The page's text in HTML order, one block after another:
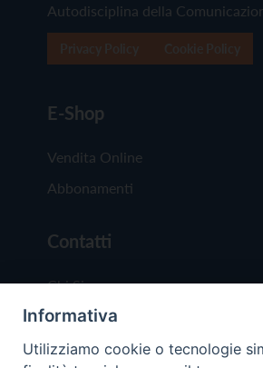
Autodisciplina della
E-Shop
Vendita Online
Abbonamenti
Contatti
Chi Siamo
Redazione
Scrivici
Informativa
Utilizziamo cookie o tecnologie